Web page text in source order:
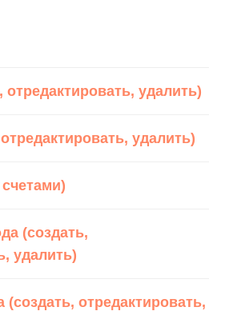
отредактировать, удалить)
удалить)
(создать,
удалить)
(создать, отредактировать,